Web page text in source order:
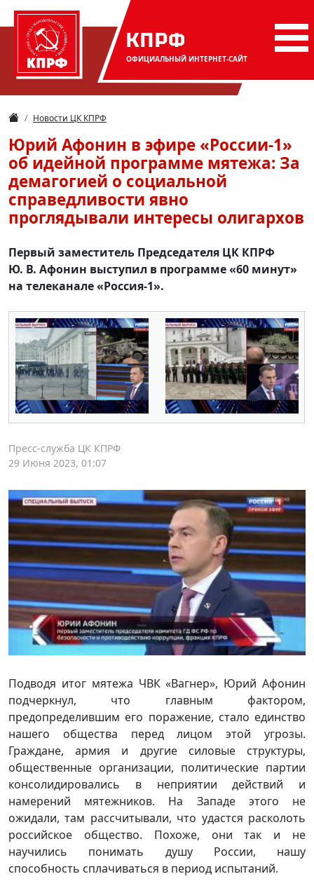
КПРФ
ОФИЦИАЛЬНЫЙ ИНТЕРНЕТ-САЙТ
Новости ЦК КПРФ
Юрий Афонин в эфире «России-1»
об идейной программе мятежа: За
демагогией о социальной
справедливости явно
проглядывали интересы олигархов
Первый заместитель Председателя ЦК КПРФ
Ю. В. Афонин выступил в программе «60 минут»
на телеканале «Россия-1».
Пресс-служба ЦК КПРФ
29 Июня 2023, 01:07
Подводя итог мятежа ЧВК «Вагнер», Юрий Афонин
подчеркнул, что главным фактором,
предопределившим его поражение, стало единство
нашего общества перед лицом этой угрозы.
Граждане, армия и другие силовые структуры,
общественные организации, политические партии
консолидировались в неприятии действий и
намерений мятежников. На Западе этого не
ожидали, там рассчитывали, что удастся расколоть
российское общество. Похоже, они так и не
научились понимать душу России, нашу
способность сплачиваться в период испытаний.